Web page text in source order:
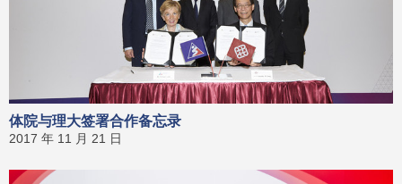
体院与理大签署合作备忘录
2017 年 11 月 21 日